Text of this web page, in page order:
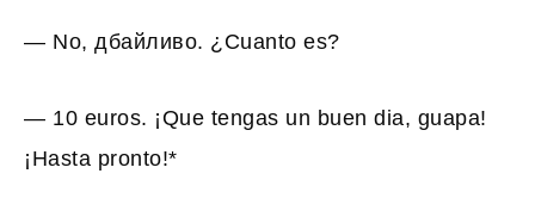
— No, дбайливо. ¿Cuanto es?
— 10 euros. ¡Que tengas un buen dia, guapa!
¡Hasta pronto!*